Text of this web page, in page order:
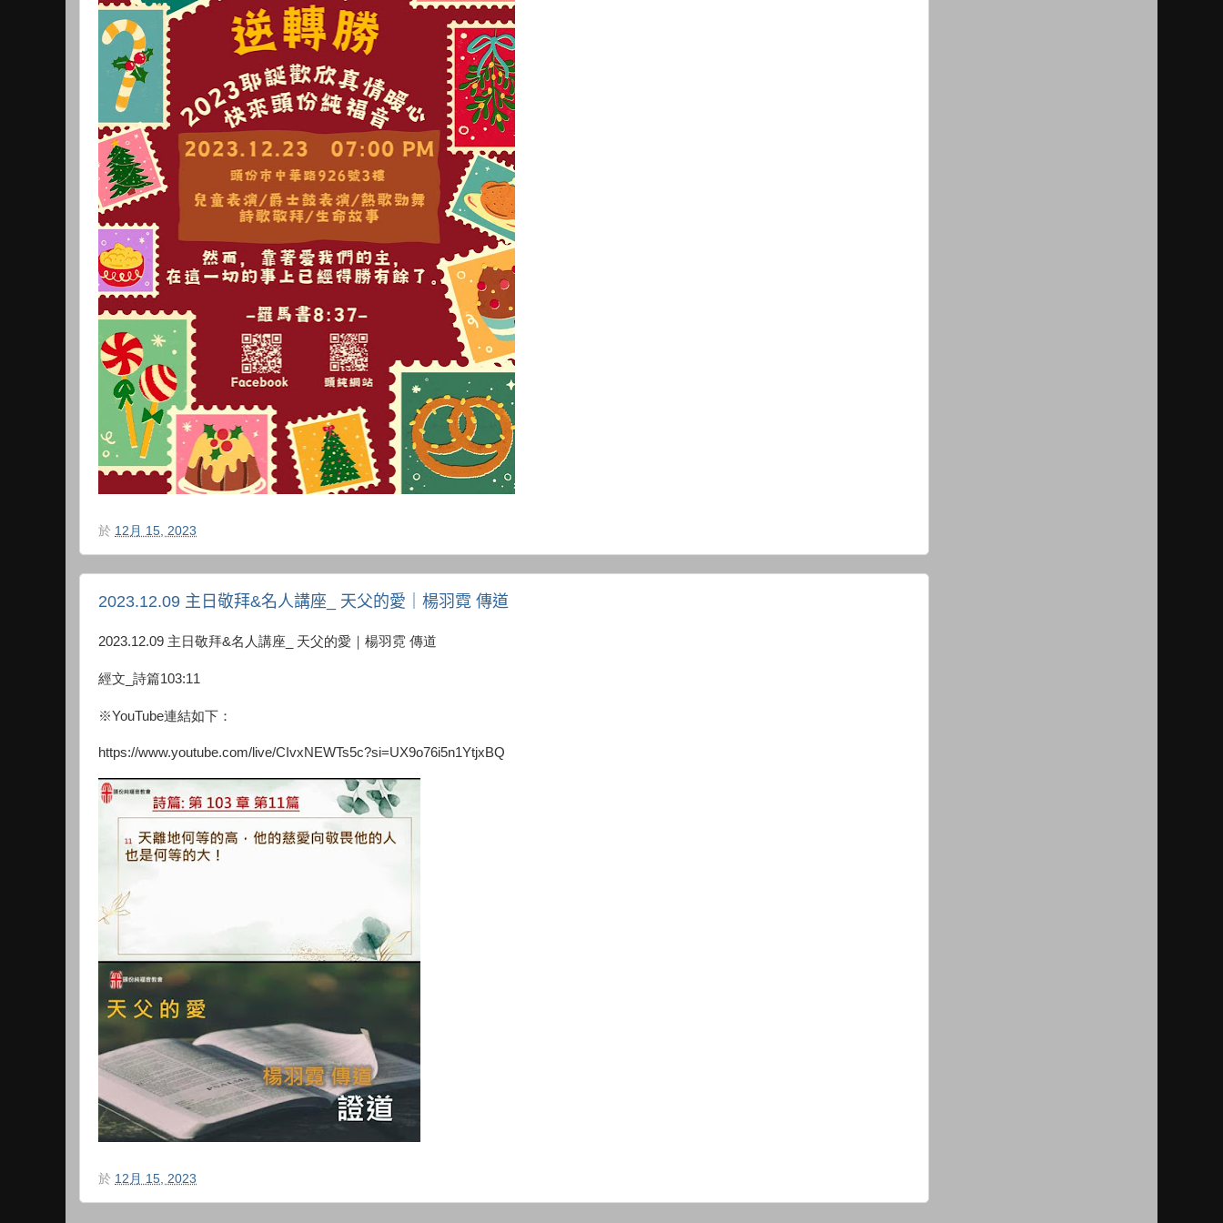
於 12月 15, 2023
2023.12.09 主日敬拜&名人講座_ 天父的愛｜楊羽霓 傳道
2023.12.09 主日敬拜&名人講座_ 天父的愛｜楊羽霓 傳道
經文_詩篇103:11
※YouTube連結如下：
https://www.youtube.com/live/CIvxNEWTs5c?si=UX9o76i5n1YtjxBQ
於 12月 15, 2023